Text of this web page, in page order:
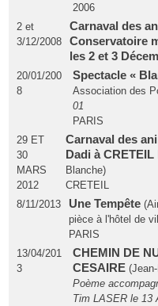
2006
2 et
3/12/2008
Carnaval des
Conservatoire
les 2 et 3
20/01/200
8
Spectacle «
Association des
01
PARIS
29 ET
30
MARS
2012
Carnaval des
Dadi à
Blanche)
CRETEIL
8/11/2013
Une Tempête
pièce à l'hôtel de
PARIS
13/04/201
3
CHEMIN DE
CESAIRE
Poème
Tim LASER le 13